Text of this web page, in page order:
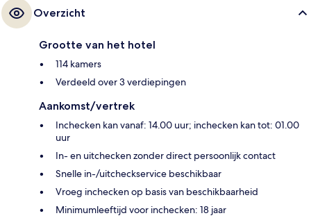
Overzicht
Grootte van het hotel
114 kamers
Verdeeld over 3 verdiepingen
Aankomst/vertrek
Inchecken kan vanaf: 14.00 uur; inchecken kan tot: 01.00
uur
In- en uitchecken zonder direct persoonlijk contact
Snelle in-/uitcheckservice beschikbaar
Vroeg inchecken op basis van beschikbaarheid
Minimumleeftijd voor inchecken: 18 jaar